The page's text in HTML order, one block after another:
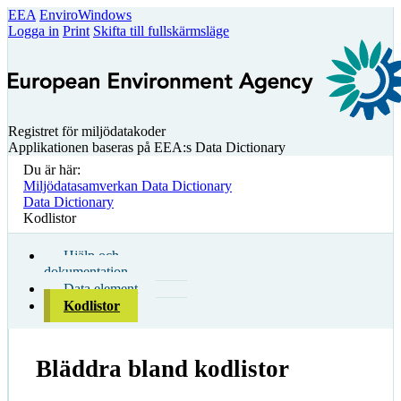
EEA EnviroWindows
Logga in Print Skifta till fullskärmsläge
Registret för miljödatakoder
Applikationen baseras på EEA:s Data Dictionary
Du är här:
Miljödatasamverkan Data Dictionary
Data Dictionary
Kodlistor
Hjälp och
dokumentation
Data element
Kodlistor
Bläddra bland kodlistor